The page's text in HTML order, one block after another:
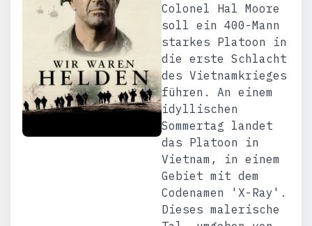
Colonel Hal Moore
soll ein 400-Mann
starkes Platoon in
die erste Schlacht
des Vietnamkrieges
führen. An einem
idyllischen
Sommertag landet
das Platoon in
Vietnam, in einem
Gebiet mit dem
Codenamen 'X-Ray'.
Dieses malerische